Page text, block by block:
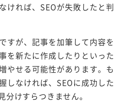
ければ、SEOが失敗したと判
すが、記事を加筆して内容を
を新たに作成したりといった
やせる可能性があります。も
しなければ、SEOに成功した
けすらつきません。